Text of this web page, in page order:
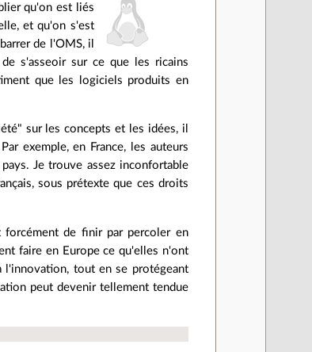
qu'on est liés
et qu'on s'est
de l'OMS, il
s'asseoir sur ce que les ricains
que les logiciels produits en
sur les concepts et les idées, il
exemple, en France, les auteurs
Je trouve assez inconfortable
sous prétexte que ces droits
de finir par percoler en
faire en Europe ce qu'elles n'ont
l'innovation, tout en se protégeant
peut devenir tellement tendue